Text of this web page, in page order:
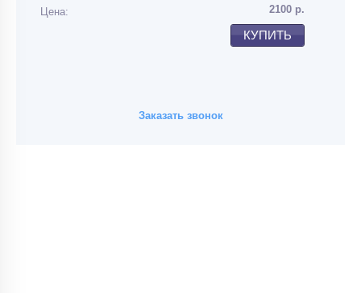
Цена: 2100 р.
КУПИТЬ
Заказать звонок